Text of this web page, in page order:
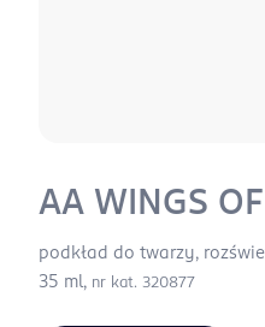
AA WINGS
podkład do twarzy,
35 ml, nr kat. 320877